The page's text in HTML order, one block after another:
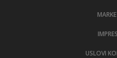
USLOVI